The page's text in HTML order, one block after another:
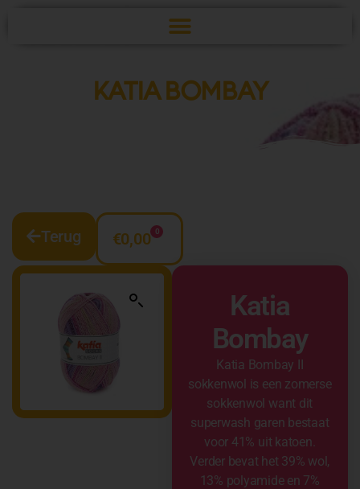
KATIA BOMBAY
Terug €0,00 0
Katia
Bombay
Katia Bombay II
sokkenwol is een zomerse
sokkenwol want dit
superwash garen bestaat
voor 41% uit katoen.
Verder bevat het 39% wol,
13% polyamide en 7%